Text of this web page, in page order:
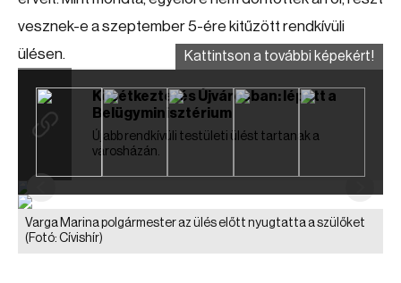
vesznek-e a szeptember 5-ére kitűzött rendkívüli
ülésen.
Közétkeztetés Újvárosban: lépett a
Belügyminisztérium
Újabb rendkívüli testületi ülést tartanak a
városházán.
Kattintson a további képekért!
Varga Marina polgármester az ülés előtt nyugtatta a szülőket
(Fotó: Cívishír)